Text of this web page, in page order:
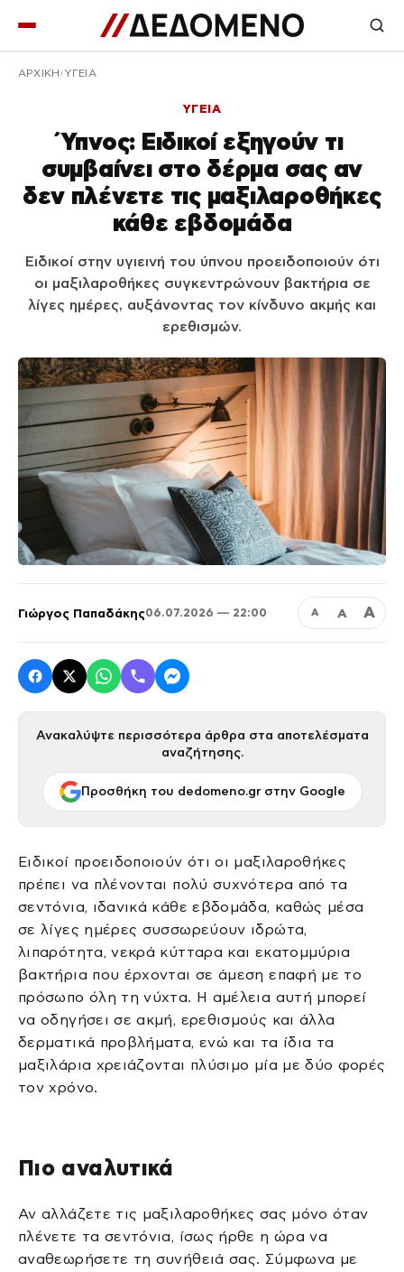
ΑΡΧΙΚΉ ΥΓΕΙΑ
ΥΓΕΙΑ
Ύπνος: Ειδικοί εξηγούν τι
συμβαίνει στο δέρμα σας αν
δεν πλένετε τις μαξιλαροθήκες
κάθε εβδομάδα
Ειδικοί στην υγιεινή του ύπνου προειδοποιούν ότι
οι μαξιλαροθήκες συγκεντρώνουν βακτήρια σε
λίγες ημέρες, αυξάνοντας τον κίνδυνο ακμής και
ερεθισμών.
Γιώργος Παπαδάκης06.07.2026 — 22:00 Α Α Α
Ανακαλύψτε περισσότερα άρθρα στα αποτελέσματα
αναζήτησης.
Προσθήκη του dedomeno.gr στην Google
Ειδικοί προειδοποιούν ότι οι μαξιλαροθήκες
πρέπει να πλένονται πολύ συχνότερα από τα
σεντόνια, ιδανικά κάθε εβδομάδα, καθώς μέσα
σε λίγες ημέρες συσσωρεύουν ιδρώτα,
λιπαρότητα, νεκρά κύτταρα και εκατομμύρια
βακτήρια που έρχονται σε άμεση επαφή με το
πρόσωπο όλη τη νύχτα. Η αμέλεια αυτή μπορεί
να οδηγήσει σε ακμή, ερεθισμούς και άλλα
δερματικά προβλήματα, ενώ και τα ίδια τα
μαξιλάρια χρειάζονται πλύσιμο μία με δύο φορές
τον χρόνο.
Πιο αναλυτικά
Αν αλλάζετε τις μαξιλαροθήκες σας μόνο όταν
πλένετε τα σεντόνια, ίσως ήρθε η ώρα να
αναθεωρήσετε τη συνήθειά σας. Σύμφωνα με